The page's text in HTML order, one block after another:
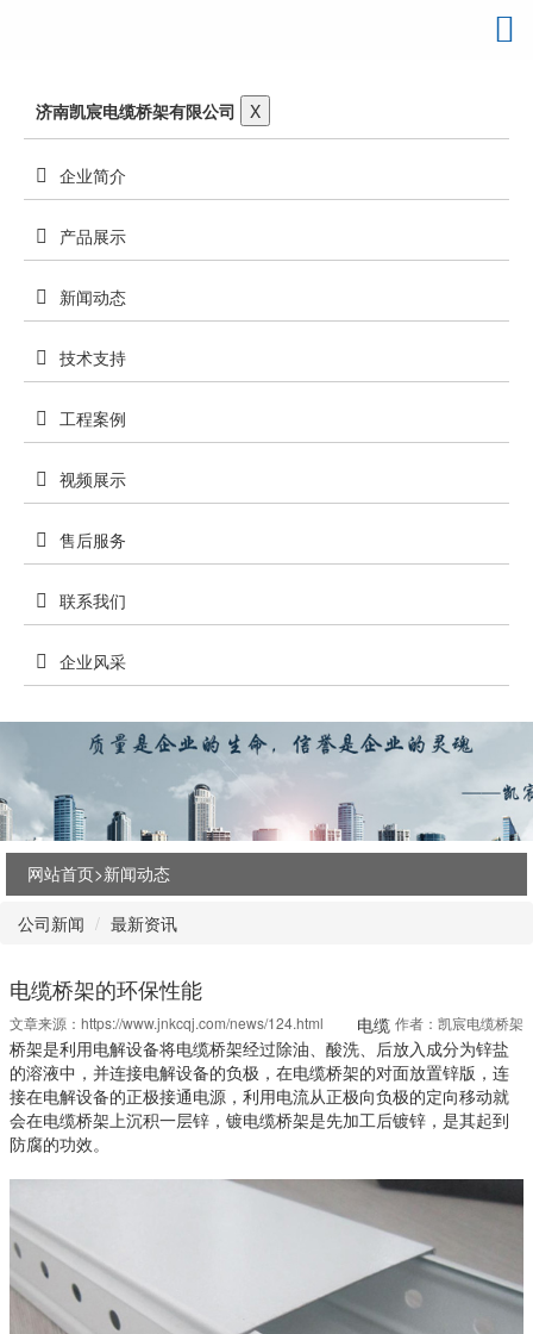
济南凯宸电缆桥架有限公司 X
企业简介
产品展示
新闻动态
技术支持
工程案例
视频展示
售后服务
联系我们
企业风采
网站首页>新闻动态
公司新闻 最新资讯
电缆桥架的环保性能
文章来源： https://www.jnkcqj.com/news/124.html 作者：凯宸电缆桥架
电缆
桥架是利用电解设备将电缆桥架经过除油、酸洗、后放入成分为锌盐
的溶液中，并连接电解设备的负极，在电缆桥架的对面放置锌版，连
接在电解设备的正极接通电源，利用电流从正极向负极的定向移动就
会在电缆桥架上沉积一层锌，镀电缆桥架是先加工后镀锌，是其起到
防腐的功效。